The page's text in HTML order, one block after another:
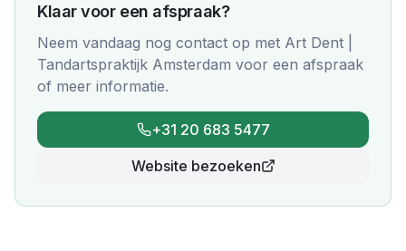
Klaar voor een afspraak?
Neem vandaag nog contact op met Art Dent |
Tandartspraktijk Amsterdam voor een afspraak
of meer informatie.
+31 20 683 5477
Website bezoeken